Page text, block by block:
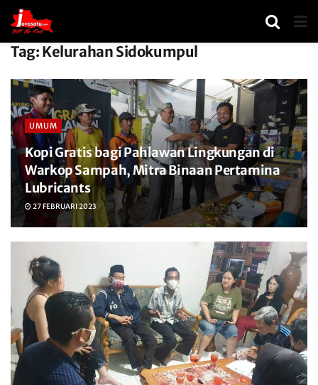
Tag: Kelurahan Sidokumpul
UMUM
Kopi Gratis bagi Pahlawan Lingkungan di
Warkop Sampah, Mitra Binaan Pertamina
Lubricants
27 FEBRUARI 2023